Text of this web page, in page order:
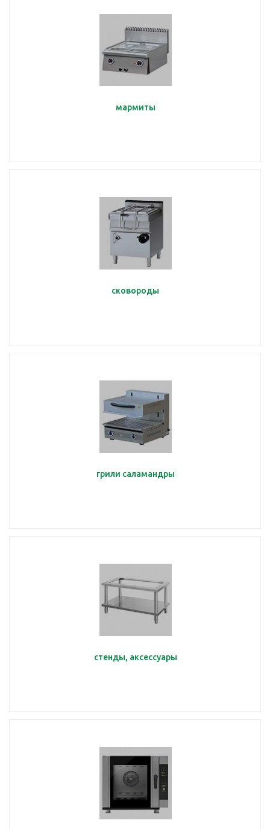
мармиты
сковороды
грили саламандры
стенды, аксессуары